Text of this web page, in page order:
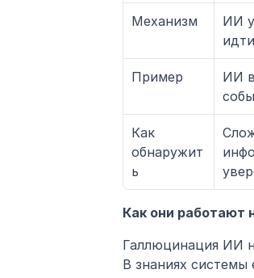
Механизм
ИИ
Пример
ИИ
Как
обнаружит
ь
Как они работают
Галлюцинация ИИ
В знаниях системы